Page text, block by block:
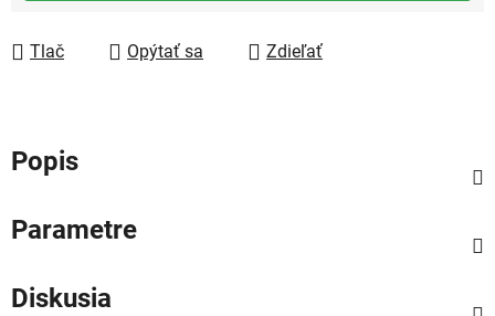
Tlač Opýtať sa Zdieľať
Popis
Parametre
Diskusia